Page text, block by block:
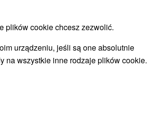
POKAZ
plików cookie chcesz zezwolić.
urządzeniu, jeśli są one absolutnie
na wszystkie inne rodzaje plików cookie.